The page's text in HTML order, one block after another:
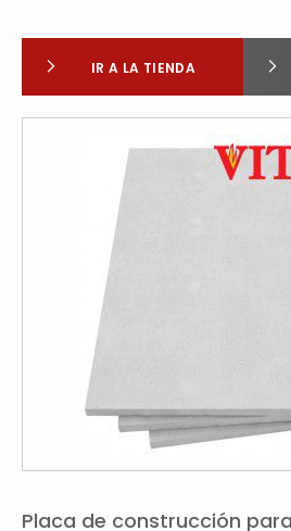
IR A LA TIENDA
Placa de construcción